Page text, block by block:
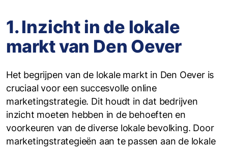
1. Inzicht in de lokale
markt van Den Oever
Het begrijpen van de lokale markt in Den Oever is
cruciaal voor een succesvolle online
marketingstrategie. Dit houdt in dat bedrijven
inzicht moeten hebben in de behoeften en
voorkeuren van de diverse lokale bevolking. Door
marketingstrategieën aan te passen aan de lokale